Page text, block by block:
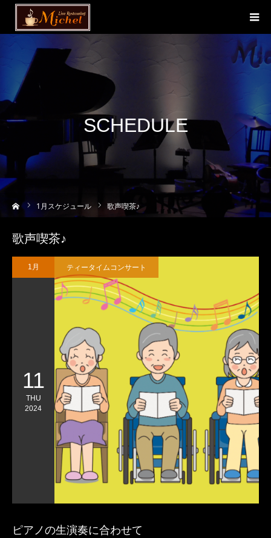
SCHEDULE
1 月スケジュール 歌声喫茶♪
歌声喫茶♪
1月
11
THU
2024
ティータイムコンサート
ピアノの生演奏に合わせて